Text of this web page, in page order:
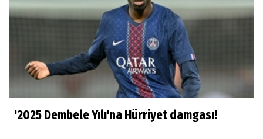
'2025 Dembele Yılı'na Hürriyet damgası!